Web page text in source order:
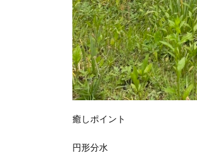
癒しポイント
円形分水